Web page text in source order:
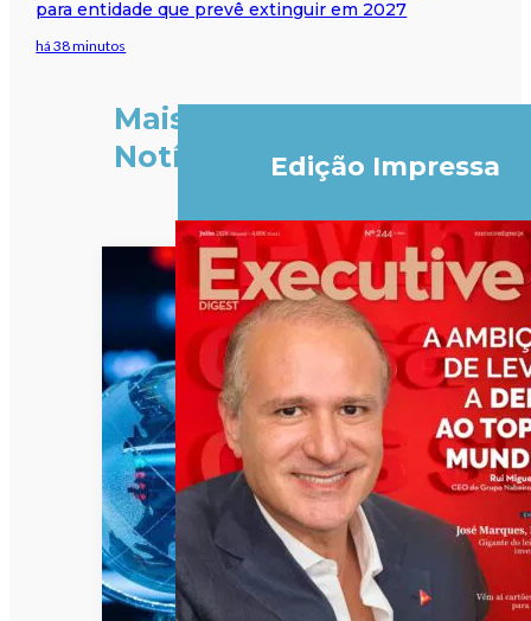
para entidade que prevê extinguir em 2027
há 38 minutos
Mais
Notícias
Edição Impressa